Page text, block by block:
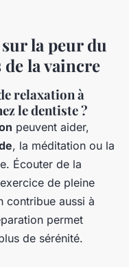
la peur du
la vaincre
relaxation à
le dentiste ?
peuvent aider,
, la méditation ou la
Écouter de la
de pleine
contribue aussi à
permet
de sérénité.